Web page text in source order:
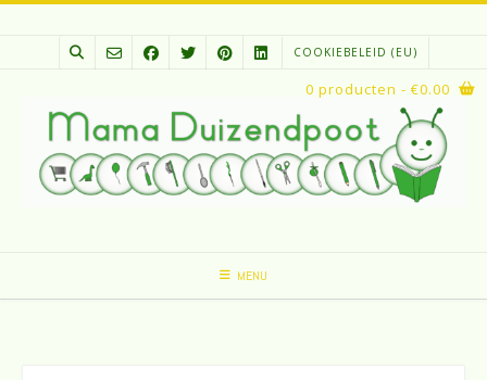
Spring
COOKIEBELEID (EU)
MENU
0 producten - €0.00